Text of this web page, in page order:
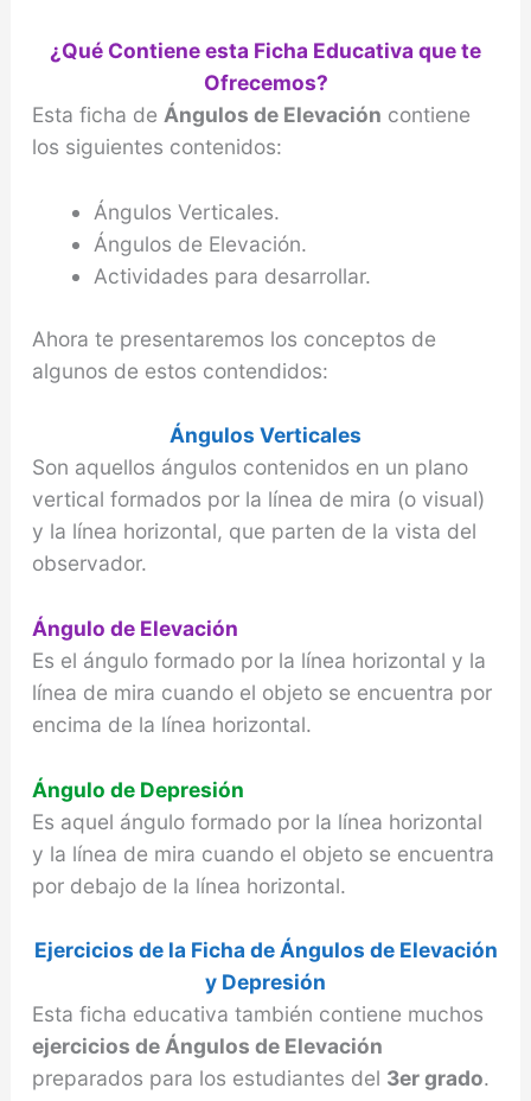
¿Qué Contiene esta Ficha Educativa que te
Ofrecemos?
Esta ficha de Ángulos de Elevación contiene
los siguientes contenidos:
Ángulos Verticales.
Ángulos de Elevación.
Actividades para desarrollar.
Ahora te presentaremos los conceptos de
algunos de estos contendidos:
Ángulos Verticales
Son aquellos ángulos contenidos en un plano
vertical formados por la línea de mira (o visual)
y la línea horizontal, que parten de la vista del
observador.
Ángulo de Elevación
Es el ángulo formado por la línea horizontal y la
línea de mira cuando el objeto se encuentra por
encima de la línea horizontal.
Ángulo de Depresión
Es aquel ángulo formado por la línea horizontal
y la línea de mira cuando el objeto se encuentra
por debajo de la línea horizontal.
Ejercicios de la Ficha de Ángulos de Elevación
y Depresión
Esta ficha educativa también contiene muchos
ejercicios de Ángulos de Elevación
preparados para los estudiantes del 3er grado.